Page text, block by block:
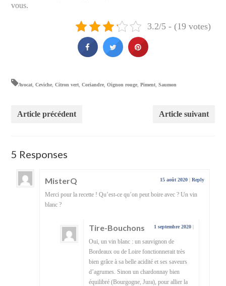
vous.
3.2/5 - (19 votes)
Avocat ,Ceviche ,Citron vert ,Coriandre ,Oignon rouge ,Piment ,Saumon
Article précédent Article suivant
5 Responses
MisterQ 15 août 2020 | Reply
Merci pour la recette ! Qu’est-ce qu’on peut boire avec ? Un vin
blanc ?
Tire-Bouchons 1 septembre 2020 |
Oui, un vin blanc : un sauvignon de
Bordeaux ou de Loire fonctionnerait très
bien grâce à sa belle acidité et ses saveurs
d’agrumes. Sinon un chardonnay bien
équilibré (Bourgogne, Jura), pour allier la